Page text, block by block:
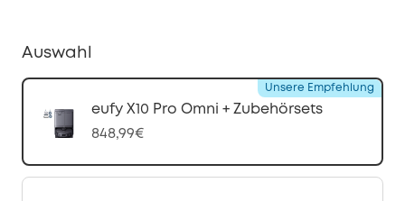
Auswahl
eufy X10 Pro Omni + Zubehörsets
848,99€
Unsere Empfehlung